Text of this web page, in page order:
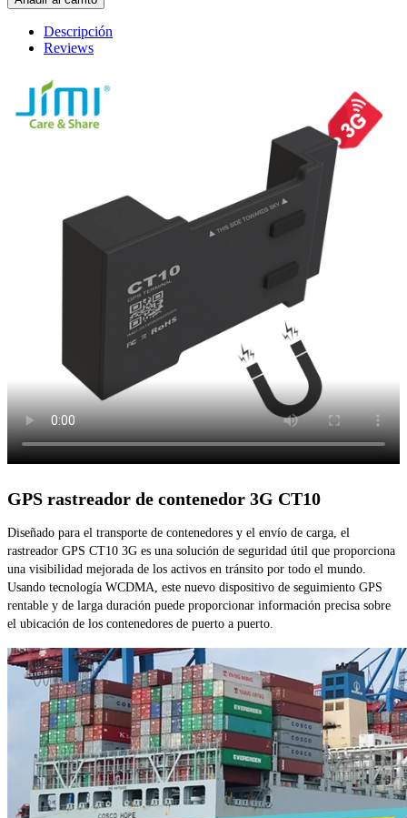
Descripción
Reviews
GPS rastreador de contenedor 3G CT10
Diseñado para el transporte de contenedores y el envío de carga, el
rastreador GPS CT10 3G es una solución de seguridad útil que proporciona
una visibilidad mejorada de los activos en tránsito por todo el mundo.
Usando tecnología WCDMA, este nuevo dispositivo de seguimiento GPS
rentable y de larga duración puede proporcionar información precisa sobre
el ubicación de los contenedores de puerto a puerto.